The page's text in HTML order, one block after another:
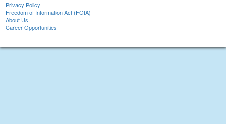
Privacy Policy
Freedom of Information Act (FOIA)
About Us
Career Opportunities